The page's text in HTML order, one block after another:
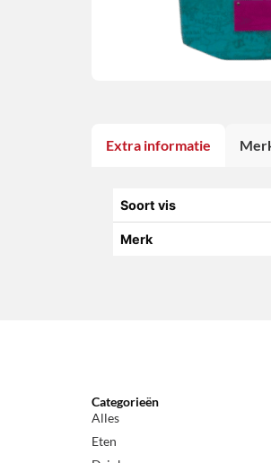
Extra informatie
Soort vis
Merk
Categorieën
Alles
Eten